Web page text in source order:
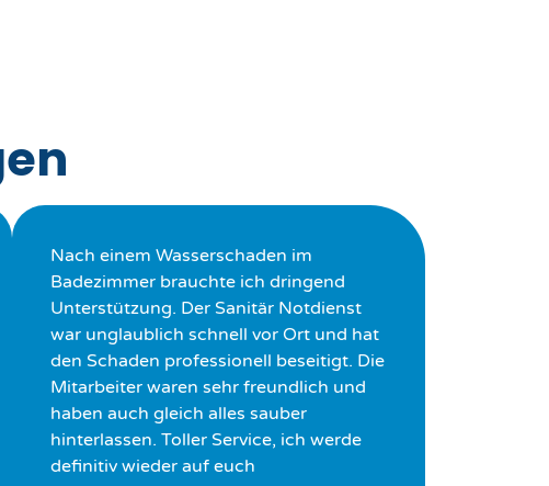
Nach einem Wasserschaden im
Badezimmer brauchte ich dringend
Unterstützung. Der Sanitär Notdienst
war unglaublich schnell vor Ort und hat
den Schaden professionell beseitigt. Die
Mitarbeiter waren sehr freundlich und
haben auch gleich alles sauber
hinterlassen. Toller Service, ich werde
definitiv wieder auf euch